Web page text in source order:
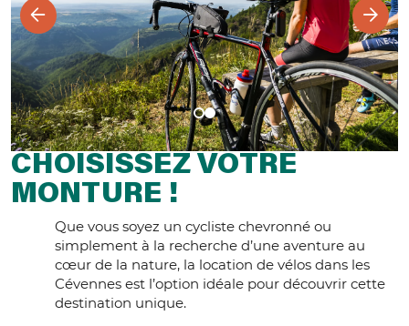
CHOISISSEZ VOTRE
MONTURE !
Que vous soyez un cycliste chevronné ou
simplement à la recherche d’une aventure au
cœur de la nature, la location de vélos dans les
Cévennes est l’option idéale pour découvrir cette
destination unique.